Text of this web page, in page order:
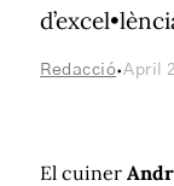
Redacció·April
El cuiner